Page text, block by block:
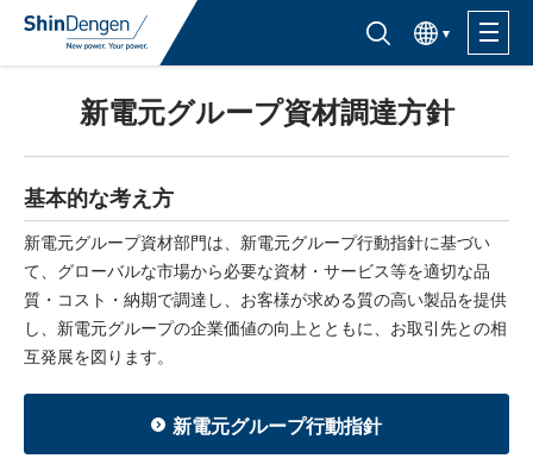
半導体製品検索はこちら
한국어
製品ラインナップ
活用分野
サポート・サービス
購入窓口
新電元グループ資材調達方針
基本的な考え方
新電元グループ資材部門は、新電元グループ行動指針に基づい
て、グローバルな市場から必要な資材・サービス等を適切な品
質・コスト・納期で調達し、お客様が求める質の高い製品を提供
し、新電元グループの企業価値の向上とともに、お取引先との相
互発展を図ります。
新電元グループ行動指針